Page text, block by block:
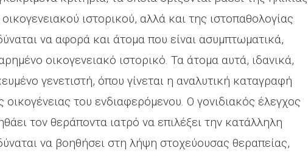
ιστορικού, αλλά και της ιστοπαθολογίας
να αφορά και άτομα που είναι ασυμπτωματικά,
οικογενειακό ιστορικό. Τα άτομα αυτά, ιδανικά,
γενετιστή, όπου γίνεται η αναλυτική καταγραφή
του ενδιαφερόμενου. Ο γονιδιακός έλεγχος
τον θεράποντα ιατρό να επιλέξει την κατάλληλη
να βοηθήσει στη λήψη στοχεύουσας θεραπείας,